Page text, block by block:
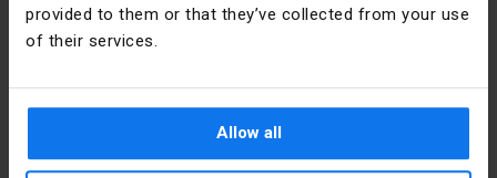
provided to them or that they’ve collected from your use
of their services.
Allow all
Przegroda tak
Kolor Szary
Adres
Warecka 1
sekretariat@pokoj.com.pl